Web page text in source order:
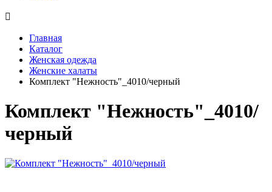

Главная
Каталог
Женская одежда
Женские халаты
Комплект "Нежность"_4010/черный
Комплект "Нежность"_4010/
черный